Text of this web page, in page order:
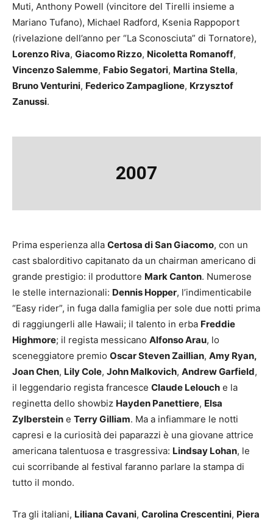
Muti, Anthony Powell (vincitore del Tirelli insieme a
Mariano Tufano), Michael Radford, Ksenia Rappoport
(rivelazione dell’anno per “La Sconosciuta” di Tornatore),
Lorenzo Riva, Giacomo Rizzo, Nicoletta Romanoff,
Vincenzo Salemme, Fabio Segatori, Martina Stella,
Bruno Venturini, Federico Zampaglione, Krzysztof
Zanussi.
2007
Prima esperienza alla Certosa di San Giacomo, con un
cast sbalorditivo capitanato da un chairman americano di
grande prestigio: il produttore Mark Canton. Numerose
le stelle internazionali: Dennis Hopper, l’indimenticabile
“Easy rider”, in fuga dalla famiglia per sole due notti prima
di raggiungerli alle Hawaii; il talento in erba Freddie
Highmore; il regista messicano Alfonso Arau, lo
sceneggiatore premio Oscar Steven Zaillian, Amy Ryan,
Joan Chen, Lily Cole, John Malkovich, Andrew Garfield,
il leggendario regista francesce Claude Lelouch e la
reginetta dello showbiz Hayden Panettiere, Elsa
Zylberstein e Terry Gilliam. Ma a infiammare le notti
capresi e la curiosità dei paparazzi è una giovane attrice
americana talentuosa e trasgressiva: Lindsay Lohan, le
cui scorribande al festival faranno parlare la stampa di
tutto il mondo.
Tra gli italiani, Liliana Cavani, Carolina Crescentini, Piera